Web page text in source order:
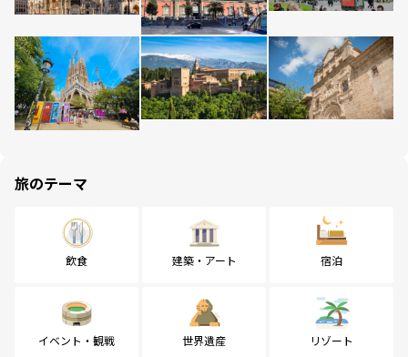
旅のテーマ
飲食 建築・アート 宿泊
イベント・観戦 世界遺産 リゾート